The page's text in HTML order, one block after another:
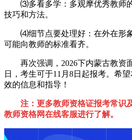
⑶多看多学：多观摩优秀教师
技巧和方法。
⑷细节点要处理好：在外在形
可能向教师的标准看齐。
再次强调，2026下内蒙古教资
日，考生可于11月8日起报考。希
效的信息和指导！
注：更多教师资格证报考常识
教师资格网在线客服进行了解。